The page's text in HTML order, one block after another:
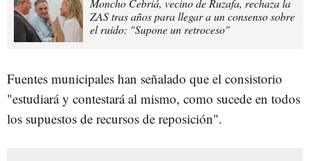
Moncho Cebriá, vecino de Ruzafa, rechaza la
ZAS tras años para llegar a un consenso sobre
el ruido: "Supone un retroceso"
Fuentes municipales han señalado que el consistorio
"estudiará y contestará al mismo, como sucede en todos
los supuestos de recursos de reposición".